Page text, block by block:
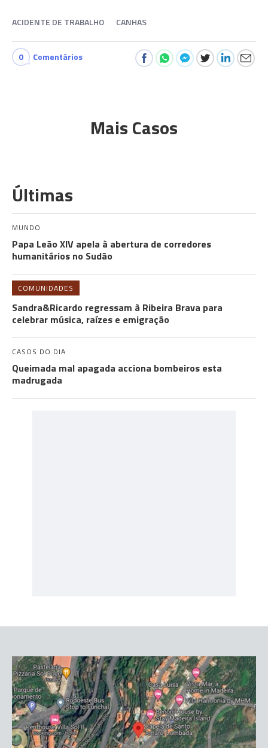
ACIDENTE DE TRABALHO CANHAS
0 Comentários
Mais Casos
Últimas
MUNDO
Papa Leão XIV apela à abertura de corredores
humanitários no Sudão
COMUNIDADES
Sandra&Ricardo regressam à Ribeira Brava para
celebrar música, raízes e emigração
CASOS DO DIA
Queimada mal apagada acciona bombeiros esta
madrugada